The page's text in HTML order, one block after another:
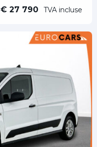
€ 27 790 TVA incluse